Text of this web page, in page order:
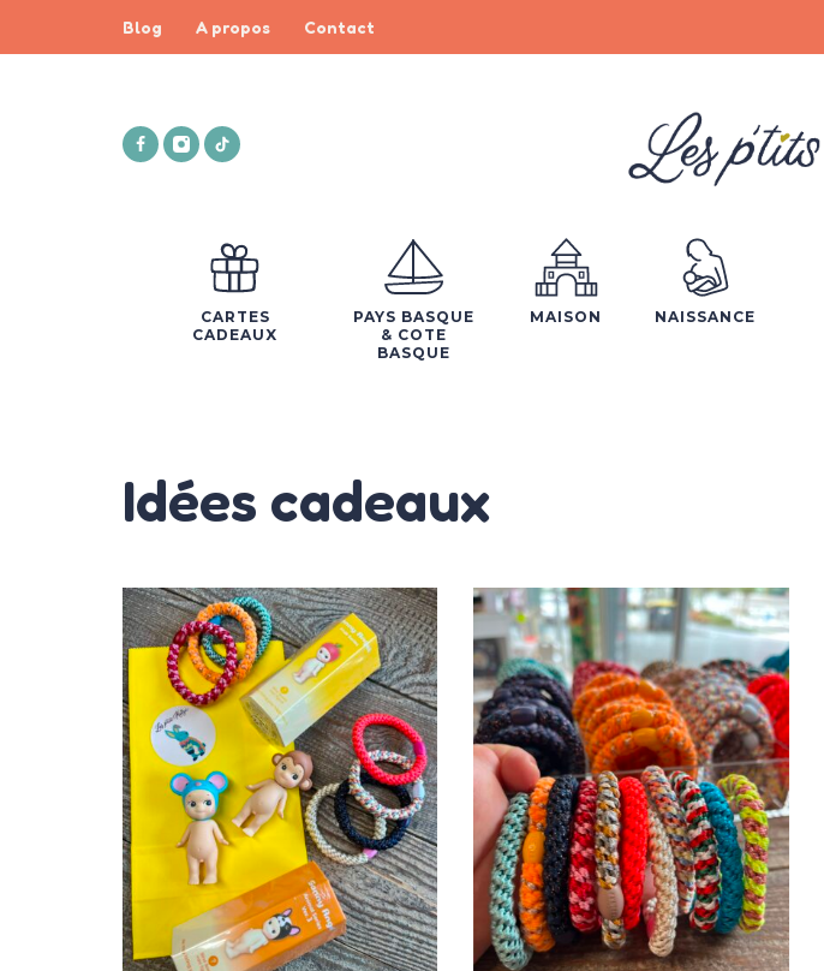
Blog A propos Contact
CARTES
CADEAUX
PAYS BASQUE
& COTE
BASQUE
MAISON NAISSANCE
Idées cadeaux